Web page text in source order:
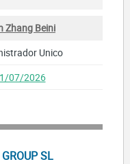
Zhang Beini
Unico
07/2026
SL